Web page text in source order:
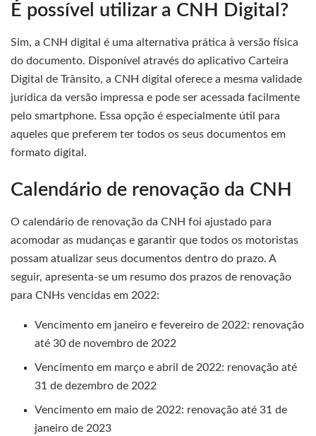
É possível utilizar a CNH Digital?
Sim, a CNH digital é uma alternativa prática à versão física
do documento. Disponível através do aplicativo Carteira
Digital de Trânsito, a CNH digital oferece a mesma validade
jurídica da versão impressa e pode ser acessada facilmente
pelo smartphone. Essa opção é especialmente útil para
aqueles que preferem ter todos os seus documentos em
formato digital.
Calendário de renovação da CNH
O calendário de renovação da CNH foi ajustado para
acomodar as mudanças e garantir que todos os motoristas
possam atualizar seus documentos dentro do prazo. A
seguir, apresenta-se um resumo dos prazos de renovação
para CNHs vencidas em 2022:
Vencimento em janeiro e fevereiro de 2022: renovação
até 30 de novembro de 2022
Vencimento em março e abril de 2022: renovação até
31 de dezembro de 2022
Vencimento em maio de 2022: renovação até 31 de
janeiro de 2023